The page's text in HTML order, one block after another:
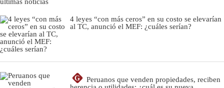
4 leyes “con más ceros” en su costo se elevarían
al TC, anunció el MEF: ¿cuáles serían?
G
Peruanos que venden propiedades, reciben